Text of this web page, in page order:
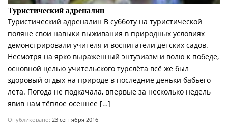
Туристический адреналин
Туристический адреналин В субботу на туристической
поляне свои навыки выживания в природных условиях
демонстрировали учителя и воспитатели детских садов.
Несмотря на ярко выраженный энтузиазм и волю к победе,
основной целью учительского турслёта всё же был
здоровый отдых на природе в последние деньки бабьего
лета. Погода не подкачала, впервые за несколько недель
явив нам тёплое осеннее […]
Опубликовано: 23 сентября 2016